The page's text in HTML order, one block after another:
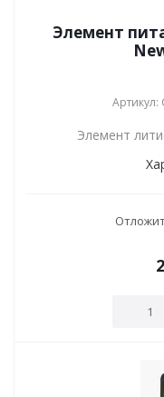
Элемент
Артикул:
Элемент